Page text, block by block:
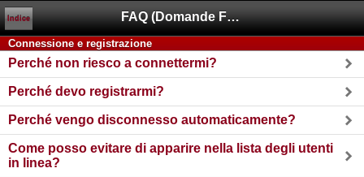
FAQ (Domande Frequenti)
Indice
Connessione e registrazione
Perché non riesco a connettermi?
Perché devo registrarmi?
Perché vengo disconnesso automaticamente?
Come posso evitare di apparire nella lista degli utenti
in linea?